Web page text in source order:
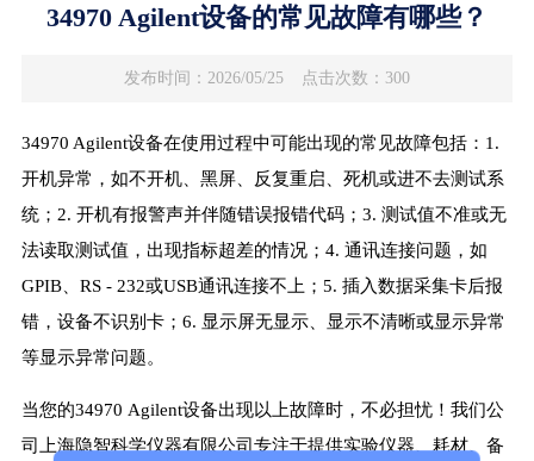
34970 Agilent设备的常见故障有哪些？
发布时间：2026/05/25 点击次数：300
34970 Agilent设备在使用过程中可能出现的常见故障包括：1.
开机异常，如不开机、黑屏、反复重启、死机或进不去测试系
统；2. 开机有报警声并伴随错误报错代码；3. 测试值不准或无
法读取测试值，出现指标超差的情况；4. 通讯连接问题，如
GPIB、RS - 232或USB通讯连接不上；5. 插入数据采集卡后报
错，设备不识别卡；6. 显示屏无显示、显示不清晰或显示异常
等显示异常问题。
当您的34970 Agilent设备出现以上故障时，不必担忧！我们公
司上海隐智科学仪器有限公司专注于提供实验仪器、耗材、备